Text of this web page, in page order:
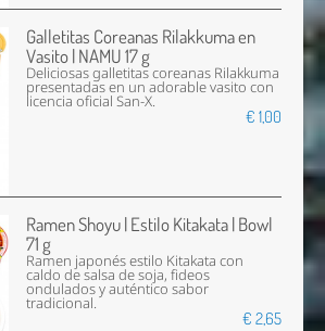
Galletitas Coreanas Rilakkuma en
Vasito | NAMU 17 g
Deliciosas galletitas coreanas Rilakkuma
presentadas en un adorable vasito con
licencia oficial San-X.
€ 1,00
Ramen Shoyu | Estilo Kitakata | Bowl
71 g
Ramen japonés estilo Kitakata con
caldo de salsa de soja, fideos
ondulados y auténtico sabor
tradicional.
€ 2,65